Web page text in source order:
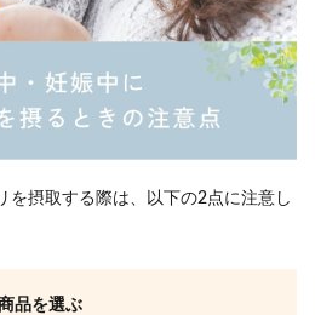
を摂取する際は、以下の2点に注意し
品を選ぶ